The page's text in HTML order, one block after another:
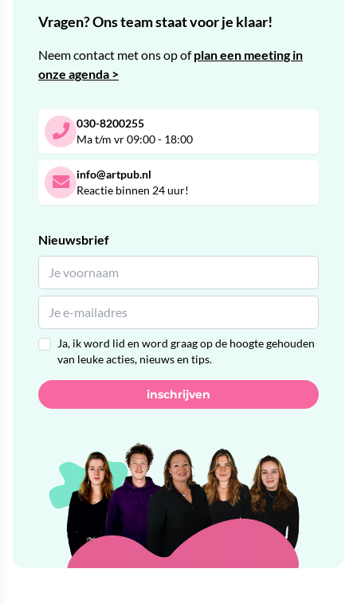
Vragen? Ons team staat voor je klaar!
Neem contact met ons op ofplan een meeting in
onze agenda >
030-8200255
Ma t/m vr 09:00 - 18:00
info@artpub.nl
Reactie binnen 24 uur!
Nieuwsbrief
Ja, ik word lid en word graag op de hoogte gehouden
van leuke acties, nieuws en tips.